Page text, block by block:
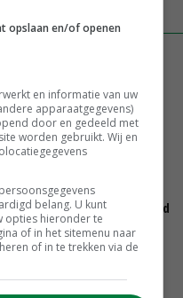
Huizinga: ‘Bezoek van
zelf groente plukken’
Frijns doet het verrassend
steeds meer problemen:
opslaan en/of openen
en informatie van uw
apparaatgegevens)
door en gedeeld met
worden gebruikt. Wij en
belang. U kunt
opties hieronder te
of in het sitemenu naar
of in te trekken via de